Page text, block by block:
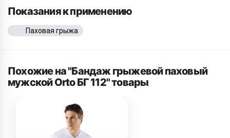
Показания к применению
Паховая грыжа
Похожие на "Бандаж грыжевой паховый
мужской Orto БГ 112" товары